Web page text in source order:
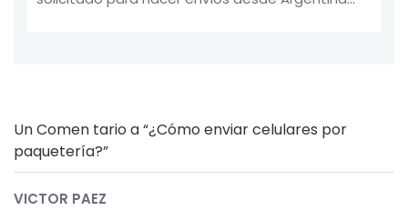
UnComen tario a “¿Cómo enviar celulares por
paquetería?”
VICTOR PAEZ